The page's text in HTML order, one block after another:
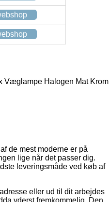
Væglampe Halogen Mat Krom
de mest moderne er på
lige når det passer dig.
leveringsmåde ved køb af
eller ud til dit arbejdes
yderst fremkommelig. Den